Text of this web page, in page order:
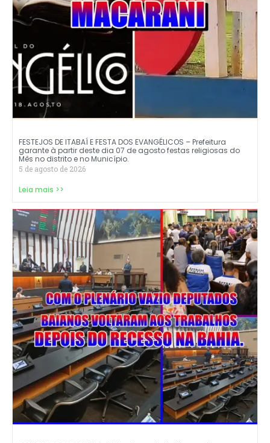
FESTEJOS DE ITABAÍ E FESTA DOS EVANGÉLICOS – Prefeitura
garante à partir deste dia 07 de agosto festas religiosas do
Mês no distrito e no Município.
5 de agosto de 2026
Leia mais >>